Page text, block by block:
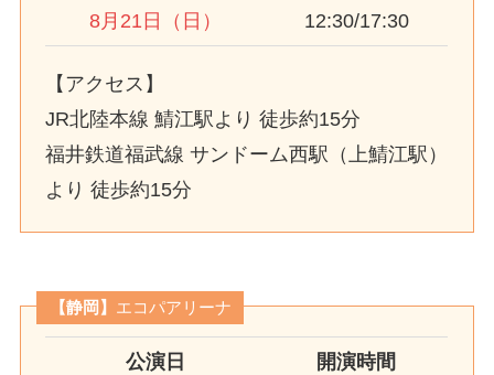
8月21日（日） 12:30/17:30
【アクセス】
JR北陸本線 鯖江駅より 徒歩約15分
福井鉄道福武線 サンドーム西駅（上鯖江駅）
より 徒歩約15分
【静岡】 エコパアリーナ
公演日 開演時間